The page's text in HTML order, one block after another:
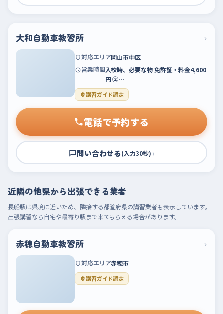
大和自動車教習所 ›
対応エリア岡山市中区
営業時間入校時、必要な物 免許証・料金4,600
円 ②…
講習ガイド認定
電話で予約する
問い合わせる(入力30秒) ›
近隣の他県から出張できる業者
長船駅は県境に近いため、隣接する都道府県の講習業者も表示しています。
出張講習なら自宅や最寄り駅まで来てもらえる場合があります。
赤穂自動車教習所 ›
対応エリア赤穂市
講習ガイド認定